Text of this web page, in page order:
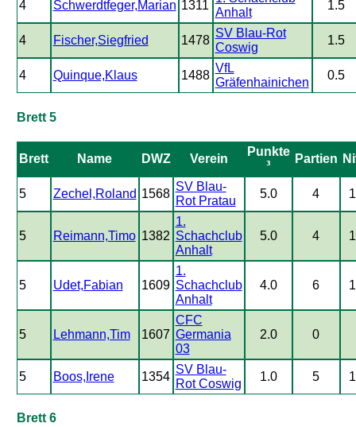
4 Schwerdtfeger,Marian 1311
Anhalt
1.5
4 Fischer,Siegfried 1478
SV Blau-Rot
Coswig
1.5
4 Quinque,Klaus 1488
VfL
Gräfenhainichen
0.5
Brett 5
Brett Name DWZ Verein
Punkte
³
Partien
5 Zechel,Roland 1568
SV Blau-
Rot Pratau
5.0 4
5 Reimann,Timo 1382
1.
Schachclub
Anhalt
5.0 4
5 Udet,Fabian 1609
1.
Schachclub
Anhalt
4.0 6
5 Lehmann,Tim 1607
CFC
Germania
03
2.0 0
5 Boos,Irene 1354
SV Blau-
Rot Coswig
1.0 5
Brett 6